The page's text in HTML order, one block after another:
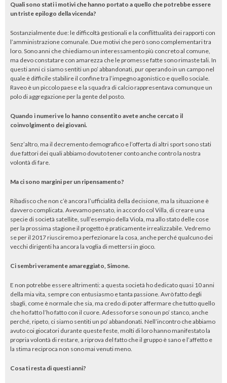
Quali sono stati i motivi che hanno portato a quello che potrebbe essere
un triste epilogo della vicenda?
Sostanzialmente due: le difficoltà gestionali e la conflittualità dei rapporti con
l’amministrazione comunale. Due motivi che però sono complementari tra
loro. Sono anni che chiediamo un interessamento più concreto al comune,
ma devo constatare con amarezza che le promesse fatte sono rimaste tali. In
questi anni ci siamo sentiti un po’ abbandonati, pur operando in un campo nel
quale è difficile stabilire il confine tra l’impegno agonistico e quello sociale.
Raveo è un piccolo paese e la squadra di calcio rappresentava comunque un
polo di aggregazione per la gente del posto.
Quando i numeri ve lo hanno consentito avete anche cercato il
coinvolgimento dei giovani.
Senz’altro, ma il decremento demografico e l’offerta di altri sport sono stati
due fattori dei quali abbiamo dovuto tener conto anche contro la nostra
volontà di fare.
Ma ci sono margini per un ripensamento?
Ribadisco che non c’è ancora l’ufficialità della decisione, ma la situazione è
davvero complicata. Avevamo pensato, in accordo col Villa, di creare una
specie di società satellite, sull’esempio della Viola, ma allo stato delle cose
per la prossima stagione il progetto è praticamente irrealizzabile. Vedremo
se per il 2017 riusciremo a perfezionare la cosa, anche perché qualcuno dei
vecchi dirigenti ha ancora la voglia di mettersi in gioco.
Ci sembri veramente amareggiato, Simone.
E non potrebbe essere altrimenti: a questa società ho dedicato quasi 10 anni
della mia vita, sempre con entusiasmo e tanta passione. Avrò fatto degli
sbagli, come è normale che sia, ma credo di poter affermare che tutto quello
che ho fatto l’ho fatto con il cuore. Adesso forse sono un po’ stanco, anche
perché, ripeto, ci siamo sentiti un po’ abbandonati. Nell’incontro che abbiamo
avuto coi giocatori durante queste feste, molti di loro hanno manifestato la
propria volontà di restare, a riprova del fatto che il gruppo è sano e l’affetto e
la stima reciproca non sono mai venuti meno.
Cosa ti resta di questi anni?